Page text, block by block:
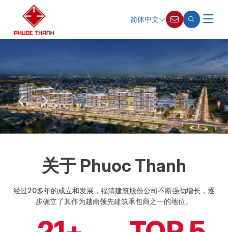
简体中文
关于 Phuoc Thanh
经过20多年的成立和发展，福清建筑股份公司不断强劲增长，逐
步确立了其作为越南领先建筑承包商之一的地位。